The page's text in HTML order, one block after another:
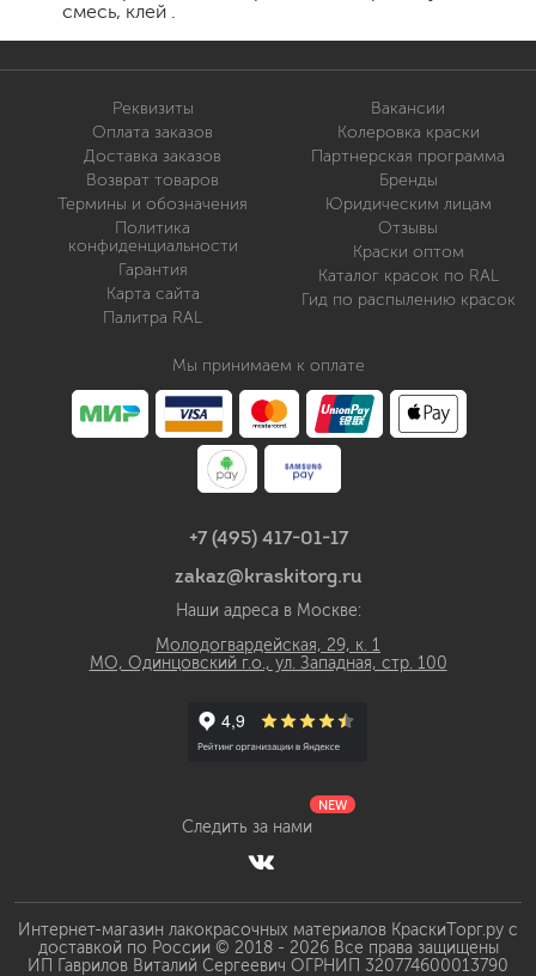
смесь, клей .
Реквизиты
Оплата заказов
Доставка заказов
Возврат товаров
Термины и обозначения
Политика
конфиденциальности
Гарантия
Карта сайта
Палитра RAL
Вакансии
Колеровка краски
Партнерская программа
Бренды
Юридическим лицам
Отзывы
Краски оптом
Каталог красок по RAL
Гид по распылению красок
Мы принимаем к оплате
+7 (495) 417-01-17
zakaz@kraskitorg.ru
Наши адреса в Москве:
Молодогвардейская, 29, к. 1
МО, Одинцовский г.о., ул. Западная, стр. 100
Следить за нами
NEW
Интернет-магазин лакокрасочных материалов КраскиТорг.ру с
доставкой по России © 2018 - 2026 Все права защищены
ИП Гаврилов Виталий Сергеевич ОГРНИП 320774600013790